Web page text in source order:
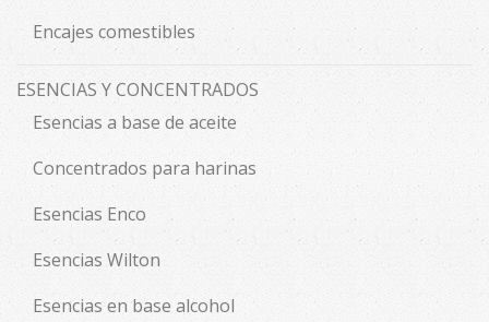
Encajes comestibles
ESENCIAS Y CONCENTRADOS
Esencias a base de aceite
Concentrados para harinas
Esencias Enco
Esencias Wilton
Esencias en base alcohol